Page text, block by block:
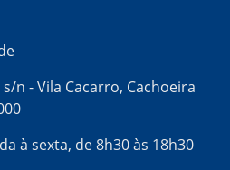
n - Vila Cacarro, Cachoeira
à sexta, de 8h30 às 18h30